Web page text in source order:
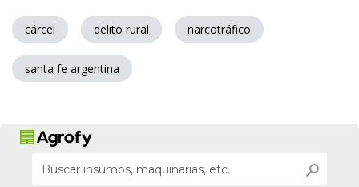
cárcel delito rural narcotráfico
santa fe argentina